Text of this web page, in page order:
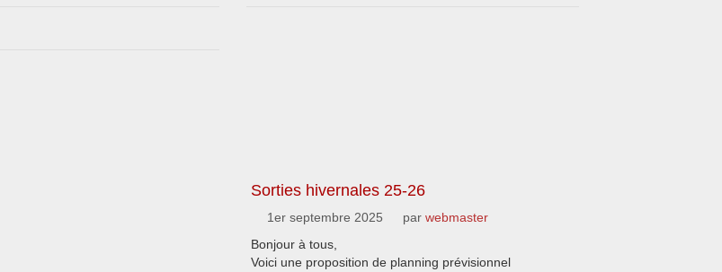
Sorties hivernales 25-26
1er septembre 2025 par webmaster
Bonjour à tous,
Voici une proposition de planning prévisionnel